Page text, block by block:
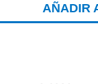
AÑADIR